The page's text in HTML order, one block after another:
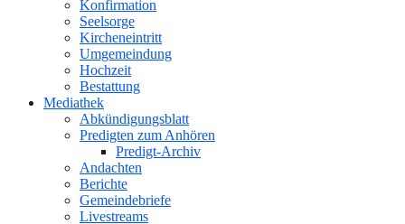
Konfirmation
Seelsorge
Kircheneintritt
Umgemeindung
Hochzeit
Bestattung
Mediathek
Abkündigungsblatt
Predigten zum Anhören
Predigt-Archiv
Andachten
Berichte
Gemeindebriefe
Livestreams